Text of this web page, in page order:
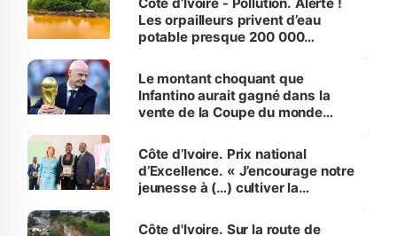
Les orpailleurs privent d’eau
potable presque 200 000
Le montant choquant que
Infantino aurait gagné dans la
vente de la Coupe du monde
Côte d’Ivoire. Prix national
d’Excellence. « J’encourage notre
jeunesse à (…) cultiver la
(Alassane Ouattara
Côte d'Ivoire. Sur la route de